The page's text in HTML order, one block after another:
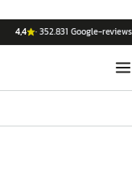
4,4 ·352.831 Google-reviews